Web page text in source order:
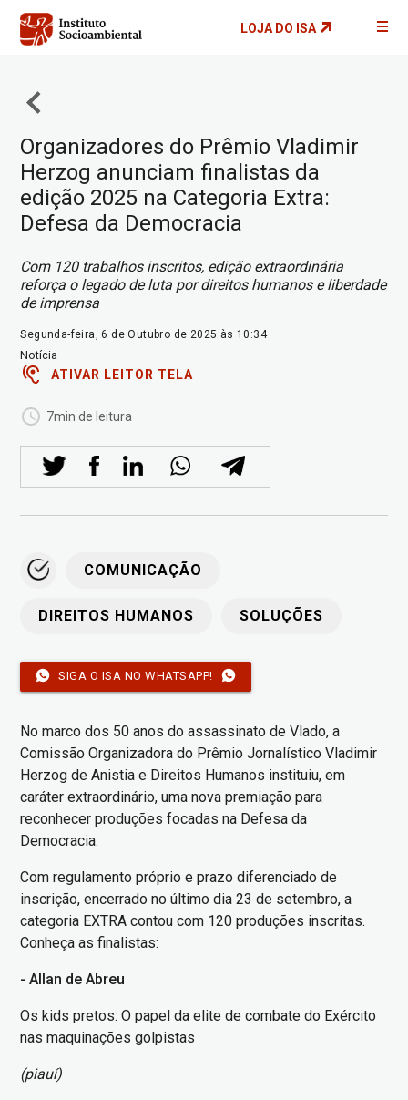
Pular
para
principal
LOJA DO ISA
Organizadores do Prêmio Vladimir
Herzog anunciam finalistas da
edição 2025 na Categoria Extra:
Defesa da Democracia
Com 120 trabalhos inscritos, edição extraordinária
reforça o legado de luta por direitos humanos e liberdade
de imprensa
Segunda-feira, 6 de Outubro de 2025 às 10:34
Notícia
ATIVAR LEITOR TELA
7min de leitura
COMUNICAÇÃO
DIREITOS HUMANOS SOLUÇÕES
SIGA O ISA NO WHATSAPP!
No marco dos 50 anos do assassinato de Vlado, a
Comissão Organizadora do Prêmio Jornalístico Vladimir
Herzog de Anistia e Direitos Humanos instituiu, em
caráter extraordinário, uma nova premiação para
reconhecer produções focadas na Defesa da
Democracia.
Com regulamento próprio e prazo diferenciado de
inscrição, encerrado no último dia 23 de setembro, a
categoria EXTRA contou com 120 produções inscritas.
Conheça as finalistas:
- Allan de Abreu
Os kids pretos: O papel da elite de combate do Exército
nas maquinações golpistas
(piauí)